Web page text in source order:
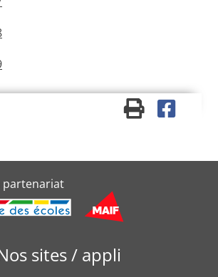
partenariat
sites / appli